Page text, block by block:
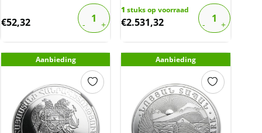
€52,32
1 stuks op voorraad
€2.531,32
Aanbieding Aanbieding